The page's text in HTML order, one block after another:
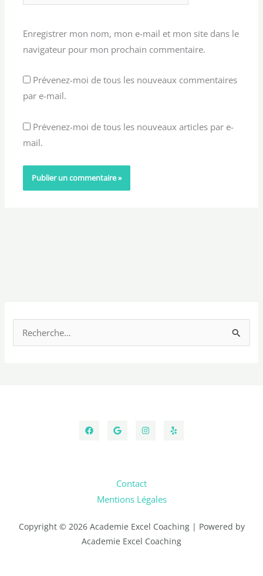
Enregistrer mon nom, mon e-mail et mon site dans le
navigateur pour mon prochain commentaire.
Prévenez-moi de tous les nouveaux commentaires
par e-mail.
Prévenez-moi de tous les nouveaux articles par e-
mail.
Contact
Mentions Légales
Copyright © 2026 Academie Excel Coaching | Powered by
Academie Excel Coaching